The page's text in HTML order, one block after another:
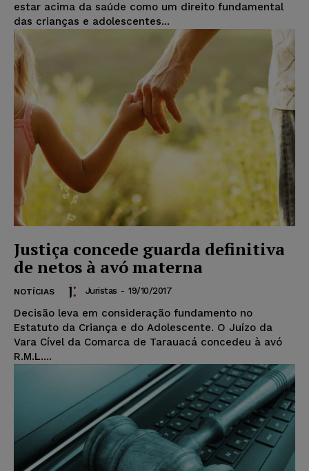
estar acima da saúde como um direito fundamental
das crianças e adolescentes...
Justiça concede guarda definitiva
de netos à avó materna
NOTÍCIAS Juristas - 19/10/2017
Decisão leva em consideração fundamento no
Estatuto da Criança e do Adolescente. O Juízo da
Vara Cível da Comarca de Tarauacá concedeu à avó
R.M.L....